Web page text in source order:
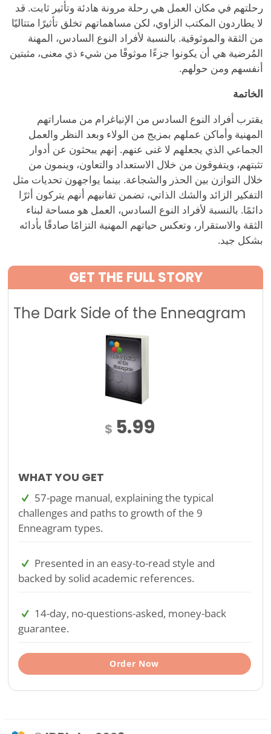
رحلتهم في مكان العمل هي رحلة مرونة هادئة وتأثير ثابت. قد
لا يطاردون المكتب الزاوي، لكن مساهماتهم تخلق تأثيرًا متتاليًا
من الثقة والموثوقية. بالنسبة لأفراد النوع السادس، المهنة
المُرضية هي أن يكونوا جزءًا موثوقًا من شيء ذي معنى، مثبتين
أنفسهم ومن حولهم.
الخاتمة
يقترب أفراد النوع السادس من الإنياغرام من مساراتهم
المهنية وأماكن عملهم بمزيج من الولاء وبعد النظر والعمل
الجماعي الذي يجعلهم لا غنى عنهم. إنهم يبحثون عن أدوار
تثبتهم، ويتفوقون من خلال الاستعداد والتعاون، وينمون من
خلال التوازن بين الحذر والشجاعة. بينما يواجهون تحديات مثل
التفكير الزائد والشك الذاتي، تضمن تفانيهم أنهم يتركون أثرًا
دائمًا. بالنسبة لأفراد النوع السادس، العمل هو مساحة لبناء
الثقة والاستقرار، وتعكس حياتهم المهنية التزامًا صادقًا بأدائه
بشكل جيد.
GET THE FULL STORY
The Dark Side of the Enneagram
$ 5.99
WHAT YOU GET
57-page manual, explaining the typical
challenges and paths to growth of the 9
Enneagram types.
Presented in an easy-to-read style and
backed by solid academic references.
14-day, no-questions-asked, money-back
guarantee.
Order Now